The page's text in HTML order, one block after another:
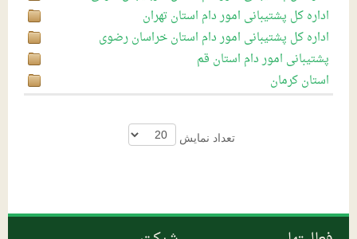
البرز
مازندران
تهران
خراسان رضوی
عرضه نهاده‏ های دامی
اداره کل پشتیبانی امور دام استان تهران
اداره کل پشتیبانی امور دام استان خراسان رضوی
پشتیبانی امور دام استان قم
استان کرمان
تعداد نمایش